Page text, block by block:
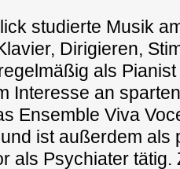
studierte Musik
Dirigieren,
als
Interesse an
Ensemble Viva
ist außerdem
als Psychiater